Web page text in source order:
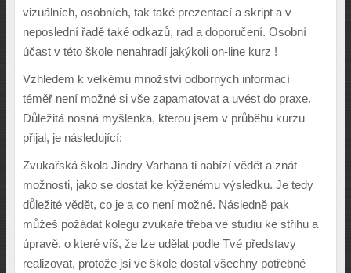
vizuálních, osobních, tak také prezentací a skript a v
neposlední řadě také odkazů, rad a doporučení. Osobní
účast v této škole nenahradí jakýkoli on-line kurz !
Vzhledem k velkému množství odborných informací
téměř není možné si vše zapamatovat a uvést do praxe.
Důležitá nosná myšlenka, kterou jsem v průběhu kurzu
přijal, je následující:
Zvukařská škola Jindry Varhana ti nabízí vědět a znát
možnosti, jako se dostat ke kýženému výsledku. Je tedy
důležité vědět, co je a co není možné. Následně pak
můžeš požádat kolegu zvukaře třeba ve studiu ke střihu a
úpravě, o které víš, že lze udělat podle Tvé představy
realizovat, protože jsi ve škole dostal všechny potřebné